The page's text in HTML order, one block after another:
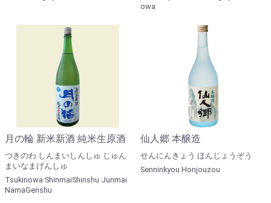
owa
月の輪 新米新酒 純米生原酒
つきのわ しんまいしんしゅ じゅん
まいなまげんしゅ
Tsukinowa ShinmaiShinshu Junmai
NamaGenshu
仙人郷 本醸造
せんにんきょう ほんじょうぞう
Senninkyou Honjouzou